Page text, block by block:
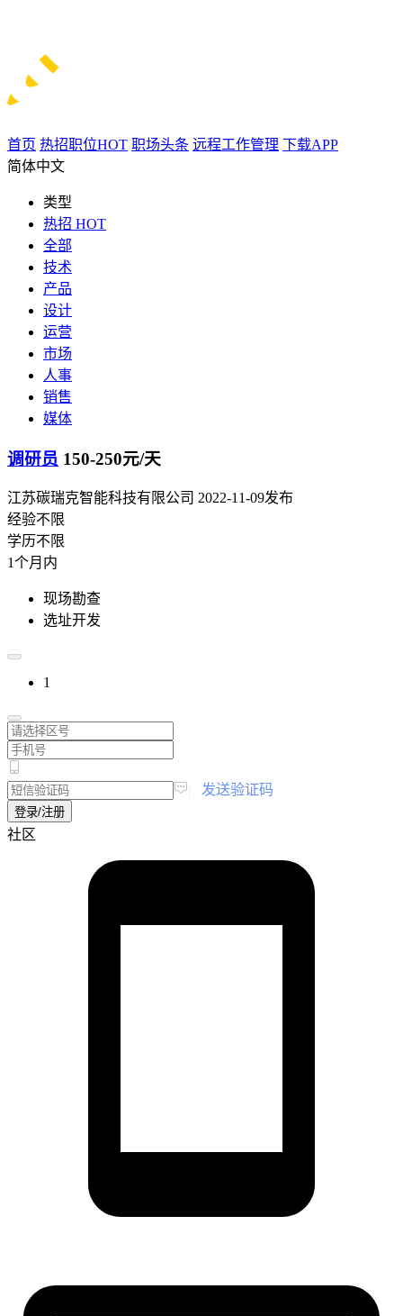
首页 热招职位HOT 职场头条 远程工作管理 下载APP
简体中文
类型
热招 HOT
全部
技术
产品
设计
运营
市场
人事
销售
媒体
调研员 150-250元/天
江苏碳瑞克智能科技有限公司 2022-11-09发布
经验不限
学历不限
1个月内
现场勘查
选址开发
1
发送验证码
登录/注册
社区